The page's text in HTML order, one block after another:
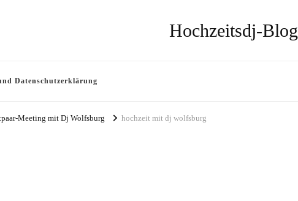
Hochzeitsdj-Blog
Datenschutzerklärung
Meeting mit Dj Wolfsburg hochzeit mit dj wolfsburg